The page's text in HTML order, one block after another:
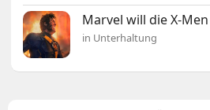
Marvel will die X-
in Unterhaltung